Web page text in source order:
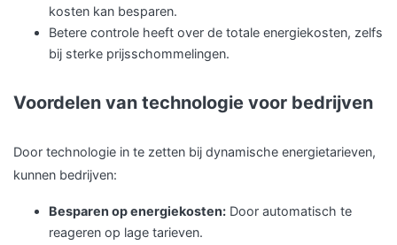
kosten kan besparen.
Betere controle heeft over de totale energiekosten, zelfs
bij sterke prijsschommelingen.
Voordelen van technologie voor bedrijven
Door technologie in te zetten bij dynamische energietarieven,
kunnen bedrijven:
Besparen op energiekosten: Door automatisch te
reageren op lage tarieven.